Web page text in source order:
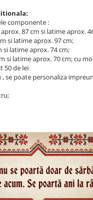
componente :
87 cm si latime aprox.
si latime aprox. 97 cm;
si latime aprox. 74 cm;
si latime aprox. 70 cm; cu
50 de lei
se poate personaliza